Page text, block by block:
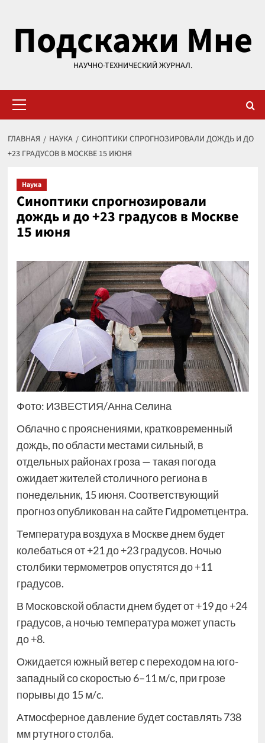
содержимому
Подскажи Мне
НАУЧНО-ТЕХНИЧЕСКИЙ ЖУРНАЛ.
меню
ГЛАВНАЯ НАУКА
СИНОПТИКИ СПРОГНОЗИРОВАЛИ ДОЖДЬ И ДО
+23 ГРАДУСОВ В МОСКВЕ 15 ИЮНЯ
Наука
Синоптики спрогнозировали
дождь и до +23 градусов в Москве
15 июня
Фото: ИЗВЕСТИЯ/Анна Селина
Облачно с прояснениями, кратковременный
дождь, по области местами сильный, в
отдельных районах гроза — такая погода
ожидает жителей столичного региона в
понедельник, 15 июня. Соответствующий
прогноз опубликован на сайте Гидрометцентра.
Температура воздуха в Москве днем будет
колебаться от +21 до +23 градусов. Ночью
столбики термометров опустятся до +11
градусов.
В Московской области днем будет от +19 до +24
градусов, а ночью температура может упасть
до +8.
Ожидается южный ветер с переходом на юго-
западный со скоростью 6–11 м/с, при грозе
порывы до 15 м/c.
Атмосферное давление будет составлять 738
мм ртутного столба.